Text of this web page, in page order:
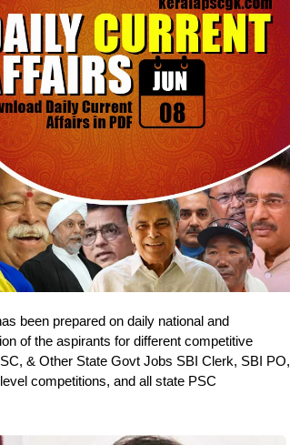
been prepared on daily national and
of the aspirants for different competitive
& Other State Govt Jobs SBI Clerk, SBI PO,
competitions, and all state PSC